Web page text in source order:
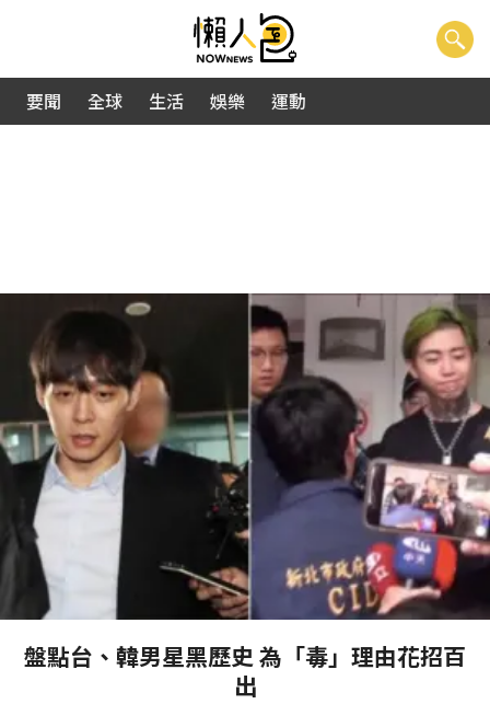
要聞 全球 生活 娛樂 運動
盤點台、韓男星黑歷史 為「毒」理由花招百
出